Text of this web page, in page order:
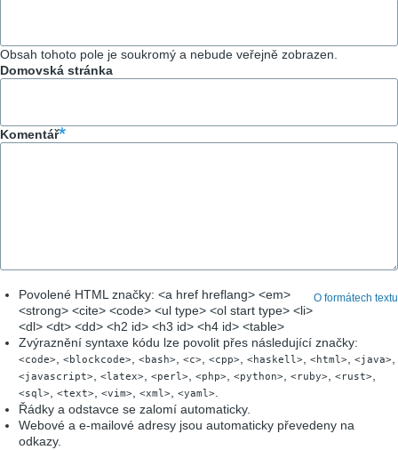
Obsah tohoto pole je soukromý a nebude veřejně zobrazen.
Domovská stránka
Komentář
O formátech textu
Povolené HTML značky: <a href hreflang> <em>
<strong> <cite> <code> <ul type> <ol start type> <li>
<dl> <dt> <dd> <h2 id> <h3 id> <h4 id> <table>
Zvýraznění syntaxe kódu lze povolit přes následující značky:
<code> <blockcode> <bash> <c> <cpp> <haskell> <html> <java>
<javascript> <latex> <perl> <php> <python> <ruby> <rust>
<sql> <text> <vim> <xml> <yaml>
Řádky a odstavce se zalomí automaticky.
Webové a e-mailové adresy jsou automaticky převedeny na
odkazy.